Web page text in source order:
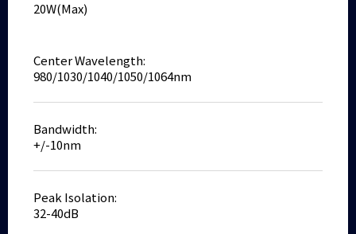
20W(Max)
Center Wavelength:
980/1030/1040/1050/1064nm
Bandwidth:
+/-10nm
Peak Isolation:
32-40dB